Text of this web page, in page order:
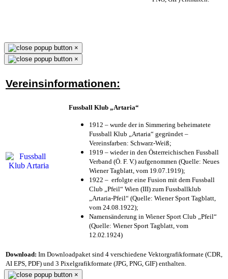
×
×
Vereinsinformationen:
Fussball Klub „Artaria“
1912 – wurde der in Simmering beheimatete
Fussball Klub „Artaria“ gegründet –
Vereinsfarben: Schwarz-Weiß;
1919 – wieder in den Österreichischen Fussball
Verband (Ö. F. V.) aufgenommen (Quelle: Neues
Wiener Tagblatt, vom 19.07.1919);
1922 – erfolgte eine Fusion mit dem Fussball
Club „Pfeil“ Wien (III) zum Fussballklub
„Artaria-Pfeil“ (Quelle: Wiener Sport Tagblatt,
vom 24.08.1922);
Namensänderung in Wiener Sport Club „Pfeil“
(Quelle: Wiener Sport Tagblatt, vom
12.02.1924)
Download: Im Downloadpaket sind 4 verschiedene Vektorgrafikformate (CDR,
AI EPS, PDF) und 3 Pixelgrafikformate (JPG, PNG, GIF) enthalten.
×